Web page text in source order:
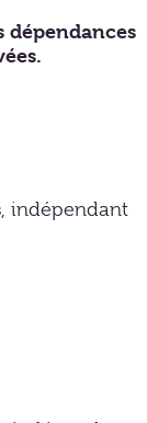
dépendances
, indépendant